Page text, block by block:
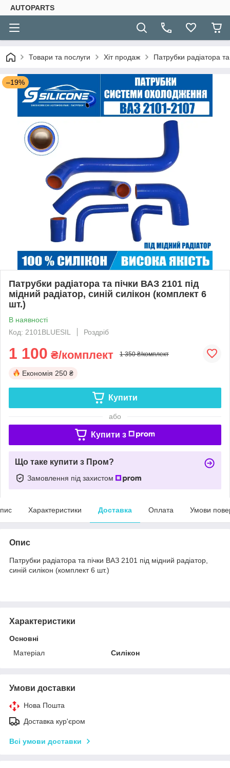
AUTOPARTS
Товари та послуги Хіт продаж Патрубки радіатора
–19%
Патрубки радіатора та пічки ВАЗ 2101 під
мідний радіатор, синій силікон (комплект 6
шт.)
В наявності
Код: 2101BLUESIL
Роздріб
1 100 ₴/комплект 1 350 ₴/комплект
Економія 250 ₴
Купити
або
Купити з
Що таке купити з Пром?
Замовлення під захистом
Характеристики Доставка Оплата Умови
Опис
Патрубки радіатора та пічки ВАЗ 2101 під мідний радіатор,
синій силікон (комплект 6 шт.)
Характеристики
Основні
Матеріал
Силікон
Умови доставки
Нова Пошта
Доставка кур'єром
Всі умови доставки